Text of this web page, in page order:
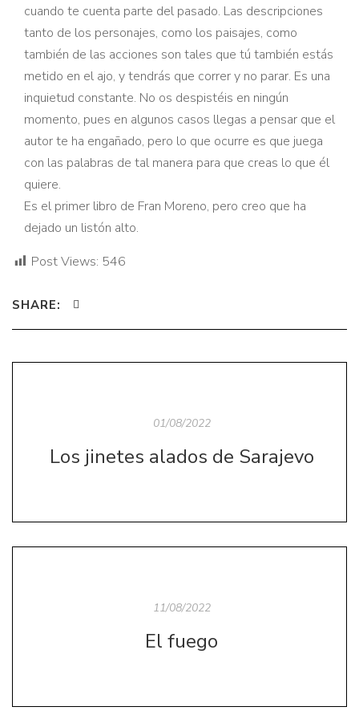
cuando te cuenta parte del pasado. Las descripciones
tanto de los personajes, como los paisajes, como
también de las acciones son tales que tú también estás
metido en el ajo, y tendrás que correr y no parar. Es una
inquietud constante. No os despistéis en ningún
momento, pues en algunos casos llegas a pensar que el
autor te ha engañado, pero lo que ocurre es que juega
con las palabras de tal manera para que creas lo que él
quiere.
Es el primer libro de Fran Moreno, pero creo que ha
dejado un listón alto.
Post Views: 546
SHARE:
01/08/2022
Los jinetes alados de Sarajevo
11/08/2022
El fuego